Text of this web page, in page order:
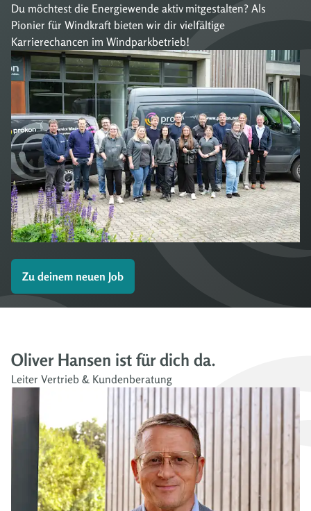
Du möchtest die Energiewende aktiv mitgestalten? Als
Pionier für Windkraft bieten wir dir vielfältige
Karrierechancen im Windparkbetrieb!
Zu deinem neuen Job
Oliver Hansen ist für dich da.
Leiter Vertrieb & Kundenberatung